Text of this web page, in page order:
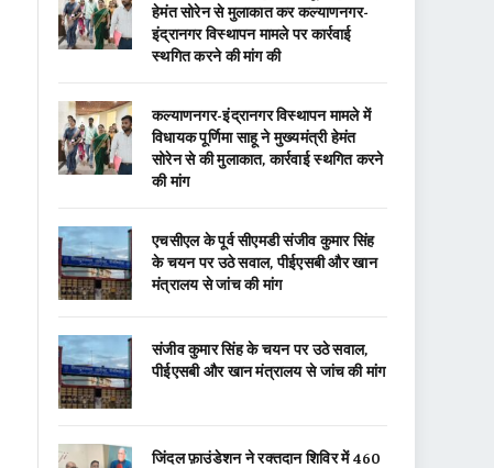
हेमंत सोरेन से मुलाकात कर कल्याणनगर-
इंद्रानगर विस्थापन मामले पर कार्रवाई
स्थगित करने की मांग की
कल्याणनगर-इंद्रानगर विस्थापन मामले में
विधायक पूर्णिमा साहू ने मुख्यमंत्री हेमंत
सोरेन से की मुलाकात, कार्रवाई स्थगित करने
की मांग
एचसीएल के पूर्व सीएमडी संजीव कुमार सिंह
के चयन पर उठे सवाल, पीईएसबी और खान
मंत्रालय से जांच की मांग
संजीव कुमार सिंह के चयन पर उठे सवाल,
पीईएसबी और खान मंत्रालय से जांच की मांग
जिंदल फ़ाउंडेशन ने रक्तदान शिविर में 460